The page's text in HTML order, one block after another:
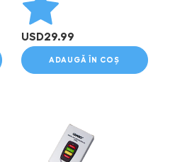
USD29.99
ADAUGĂ ÎN COȘ